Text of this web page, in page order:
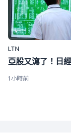
LTN
亞股又瀉了！日
1小時前